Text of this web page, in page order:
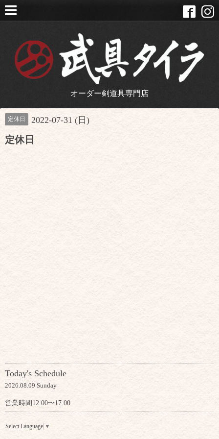
オーダー剣道具専門店
定休日 2022-07-31 (日)
定休日
Today's Schedule
2026.08.09 Sunday
営業時間12:00〜17:00
Select Language ▼